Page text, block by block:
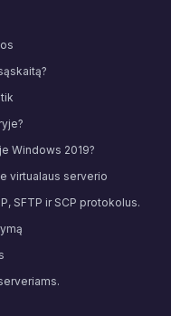
Windows 2019?
virtualaus serverio
SFTP ir SCP protokolus.